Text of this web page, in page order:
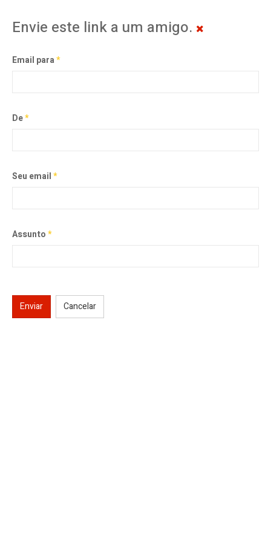
Envie este link a um amigo.
Email para*
De*
Seu email*
Assunto*
Enviar Cancelar